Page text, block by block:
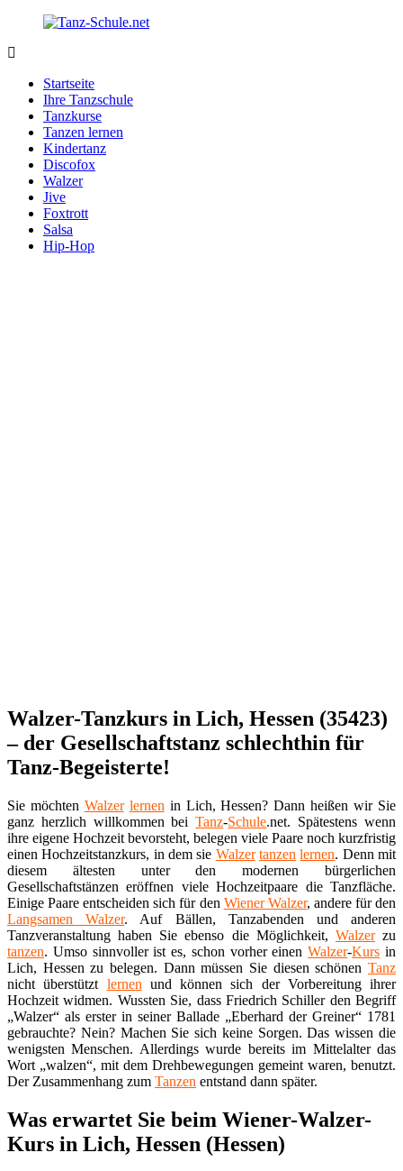
Zurück
Inhalt
Schule.net
Tanzschule
Internet
Startseite
Ihre Tanzschule
Tanzkurse
Tanzen lernen
Kindertanz
Discofox
Walzer
Jive
Foxtrott
Salsa
Hip-Hop
Walzer-Tanzkurs in Lich, Hessen (35423)
– der Gesellschaftstanz schlechthin für
Tanz-Begeisterte!
Sie möchten Walzer lernen in Lich, Hessen? Dann heißen wir Sie
ganz herzlich willkommen beiTanz-Schule.net. Spätestens wenn
ihre eigene Hochzeit bevorsteht, belegen viele Paare noch kurzfristig
einen Hochzeitstanzkurs, in dem sie Walzer tanzen lernen. Denn mit
diesem ältesten unter den modernen bürgerlichen
Gesellschaftstänzen eröffnen viele Hochzeitpaare die Tanzfläche.
Einige Paare entscheiden sich für den Wiener Walzer, andere für den
Langsamen Walzer. Auf Bällen, Tanzabenden und anderen
Tanzveranstaltung haben Sie ebenso die Möglichkeit, Walzerzu
tanzen. Umso sinnvoller ist es, schon vorher einenWalzer-Kurs in
Lich, Hessen zu belegen. Dann müssen Sie diesen schönen Tanz
nicht überstützt lernen und können sich der Vorbereitung ihrer
Hochzeit widmen. Wussten Sie, dass Friedrich Schiller den Begriff
„Walzer“ als erster in seiner Ballade „Eberhard der Greiner“ 1781
gebrauchte? Nein? Machen Sie sich keine Sorgen. Das wissen die
wenigsten Menschen. Allerdings wurde bereits im Mittelalter das
Wort „walzen“, mit dem Drehbewegungen gemeint waren, benutzt.
Der Zusammenhang zum Tanzen entstand dann später.
Was erwartet Sie beim Wiener-Walzer-
Kurs in Lich, Hessen (Hessen)